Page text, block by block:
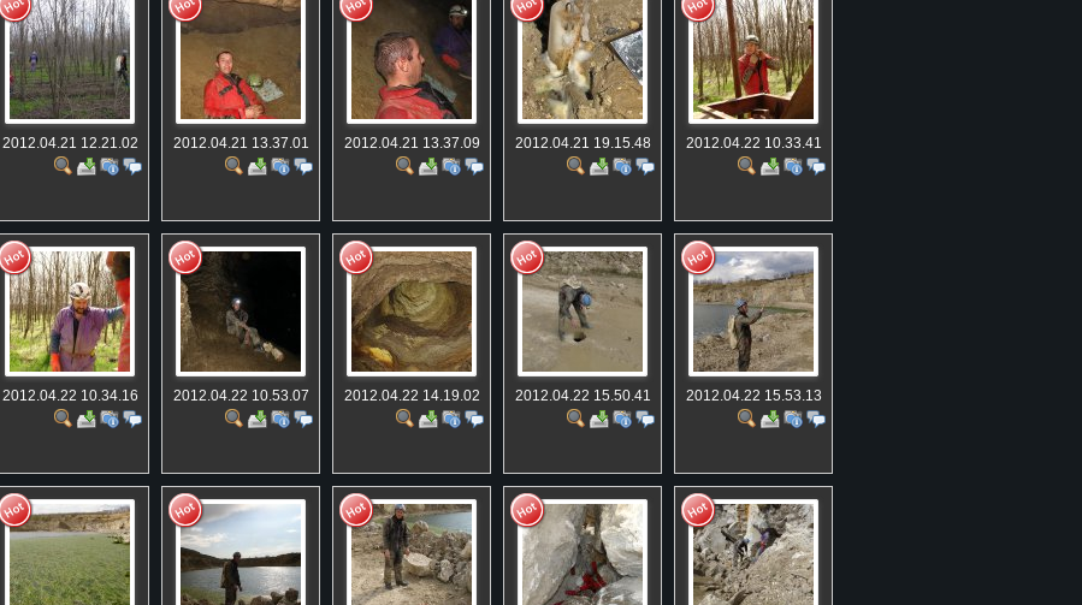
2012.04.21 12.21.02 2012.04.21 13.37.01 2012.04.21 13.37.09 2012.04.21 19.15.48 2012.04.22 10.33.41
2012.04.22 10.34.16 2012.04.22 10.53.07 2012.04.22 14.19.02 2012.04.22 15.50.41 2012.04.22 15.53.13